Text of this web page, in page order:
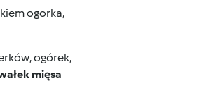
ogorka,
ogórek,
mięsa